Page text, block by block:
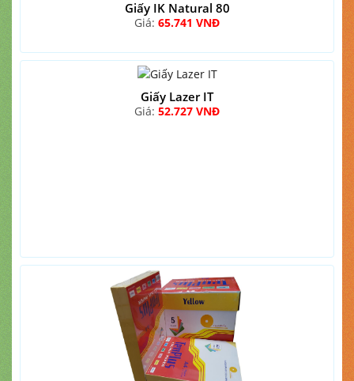
Giấy IK Natural 80
Giá: 65.741 VNĐ
Giấy Lazer IT
Giá: 52.727 VNĐ